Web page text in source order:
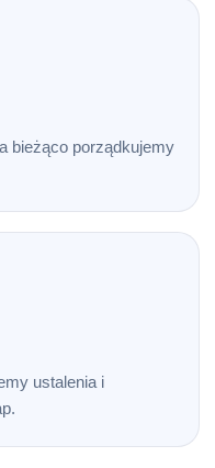
bieżąco porządkujemy
ustalenia i